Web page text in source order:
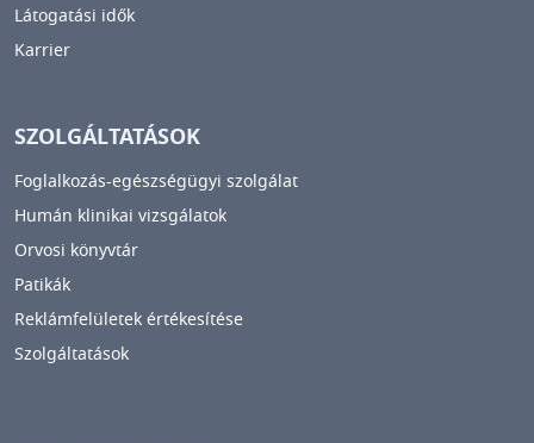
Látogatási idők
Karrier
SZOLGÁLTATÁSOK
Foglalkozás-egészségügyi szolgálat
Humán klinikai vizsgálatok
Orvosi könyvtár
Patikák
Reklámfelületek értékesítése
Szolgáltatások